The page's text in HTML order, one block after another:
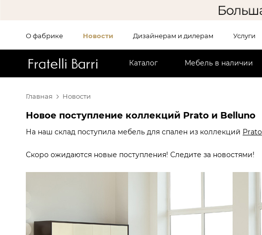
О фабрике Новости Дизайнерам и дилерам Услуги
Каталог Мебель в наличии
Главная Новости
Новое поступление коллекций Prato и Belluno
На наш склад поступила мебель для спален из коллекций Prato
Скоро ожидаются новые поступления! Следите за новостями!